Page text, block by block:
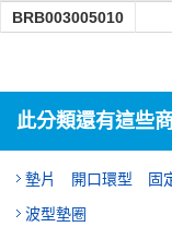
BRB003005010
此分類還有這些
墊片 開口環型 固定
波型墊圈